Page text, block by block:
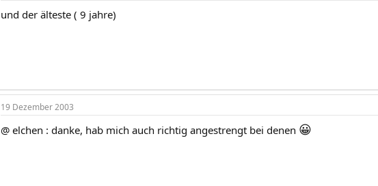
und der älteste ( 9 jahre)
19 Dezember 2003
@ elchen : danke, hab mich auch richtig angestrengt bei denen 😀